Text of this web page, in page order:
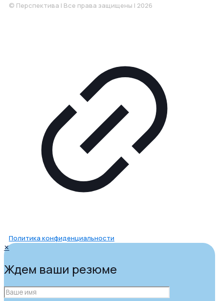
© Перспектива | Все права защищены | 2026
Политика конфиденциальности
✕
Ждем ваши резюме